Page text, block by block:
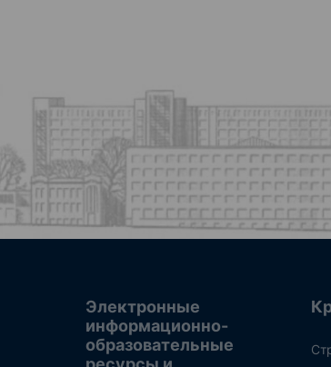
Электронные
информационно-
образовательные